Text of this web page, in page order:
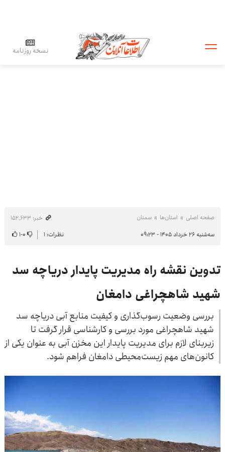
نسخه روزنامه
صفحه اصلی استان‌ها سمنان
خبر: ۱۵۲٬۶۳۳
سه‌شنبه ۲۶ خرداد ۱۴۰۵ - ۰۹:۲۳
نظرات: ۱ ۰-۱
تدوین نقشه راه مدیریت پایدار دریاچه سد
شهید شاهچراغی دامغان
بررسی وضعیت رسوب‌گذاری و کیفیت منابع آبی دریاچه سد
شهید شاهچراغی مورد بررسی و کارشناسی قرار گرفت تا
زیربنای لازم برای مدیریت پایدار این مخزن آبی به عنوان یکی از
کانون‌های مهم زیست‌محیطی دامغان فراهم شود.